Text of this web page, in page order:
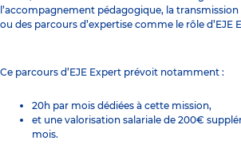
l’accompagnement pédagogique, la
ou des parcours d’expertise comme le rôle d’EJE
Ce parcours d’EJE Expert prévoit notamment :
20h par mois dédiées à cette mission,
et une valorisation salariale de 200€
mois.